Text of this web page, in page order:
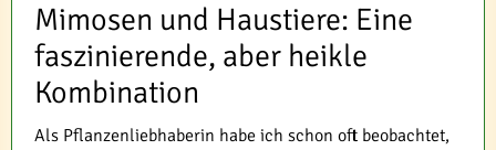
Mimosen und Haustiere: Eine
faszinierende, aber heikle
Kombination
Als Pflanzenliebhaberin habe ich schon oft beobachtet,